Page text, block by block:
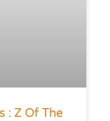
: Z Of The